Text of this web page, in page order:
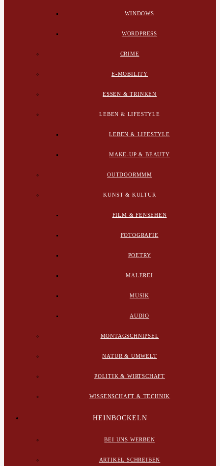
WINDOWS
WORDPRESS
CRIME
E-MOBILITY
ESSEN & TRINKEN
LEBEN & LIFESTYLE
LEBEN & LIFESTYLE
MAKE-UP & BEAUTY
OUTDOORMMM
KUNST & KULTUR
FILM & FENSEHEN
FOTOGRAFIE
POETRY
MALEREI
MUSIK
AUDIO
MONTAGSCHNIPSEL
NATUR & UMWELT
POLITIK & WIRTSCHAFT
WISSENSCHAFT & TECHNIK
HEINBOCKELN
BEI UNS WERBEN
ARTIKEL SCHREIBEN